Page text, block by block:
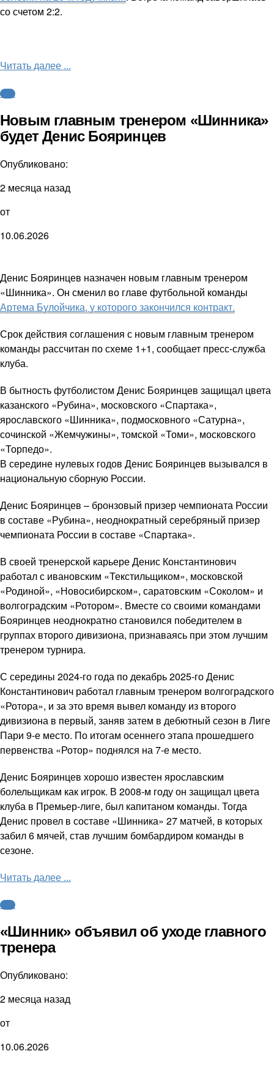
со счетом 2:2.
Читать далее ...
ФНЛ
Новым главным тренером «Шинника»
будет Денис Бояринцев
Опубликовано:
2 месяца назад
от
10.06.2026
Денис Бояринцев назначен новым главным тренером
«Шинника». Он сменил во главе футбольной команды
Артема Булойчика, у которого закончился контракт.
Срок действия соглашения с новым главным тренером
команды рассчитан по схеме 1+1, сообщает пресс-служба
клуба.
В бытность футболистом Денис Бояринцев защищал цвета
казанского «Рубина», московского «Спартака»,
ярославского «Шинника», подмосковного «Сатурна»,
сочинской «Жемчужины», томской «Томи», московского
«Торпедо».
В середине нулевых годов Денис Бояринцев вызывался в
национальную сборную России.
Денис Бояринцев – бронзовый призер чемпионата России
в составе «Рубина», неоднократный серебряный призер
чемпионата России в составе «Спартака».
В своей тренерской карьере Денис Константинович
работал с ивановским «Текстильщиком», московской
«Родиной», «Новосибирском», саратовским «Соколом» и
волгоградским «Ротором». Вместе со своими командами
Бояринцев неоднократно становился победителем в
группах второго дивизиона, признаваясь при этом лучшим
тренером турнира.
С середины 2024-го года по декабрь 2025-го Денис
Константинович работал главным тренером волгоградского
«Ротора», и за это время вывел команду из второго
дивизиона в первый, заняв затем в дебютный сезон в Лиге
Пари 9-е место. По итогам осеннего этапа прошедшего
первенства «Ротор» поднялся на 7-е место.
Денис Бояринцев хорошо известен ярославским
болельщикам как игрок. В 2008-м году он защищал цвета
клуба в Премьер-лиге, был капитаном команды. Тогда
Денис провел в составе «Шинника» 27 матчей, в которых
забил 6 мячей, став лучшим бомбардиром команды в
сезоне.
Читать далее ...
ФНЛ
«Шинник» объявил об уходе главного
тренера
Опубликовано:
2 месяца назад
от
10.06.2026